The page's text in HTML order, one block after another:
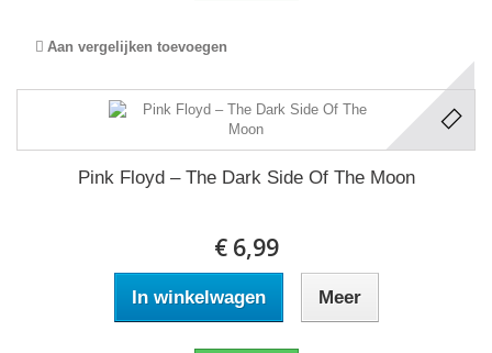
Aan vergelijken toevoegen
Pink Floyd ‎– The Dark Side Of The Moon
€ 6,99
In winkelwagen Meer